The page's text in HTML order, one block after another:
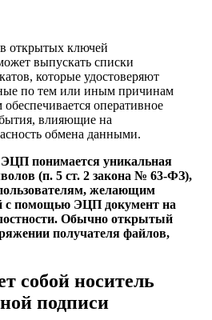
открытых ключей
выпускать списки
которые удостоверяют
по тем или иным причинам
оперативное
влияющие на
обмена данными.
понимается уникальная
(п. 5 ст. 2 закона № 63-ФЗ),
желающим
с помощью ЭЦП документ на
Обычно открытый
получателя файлов,
собой носитель
подписи